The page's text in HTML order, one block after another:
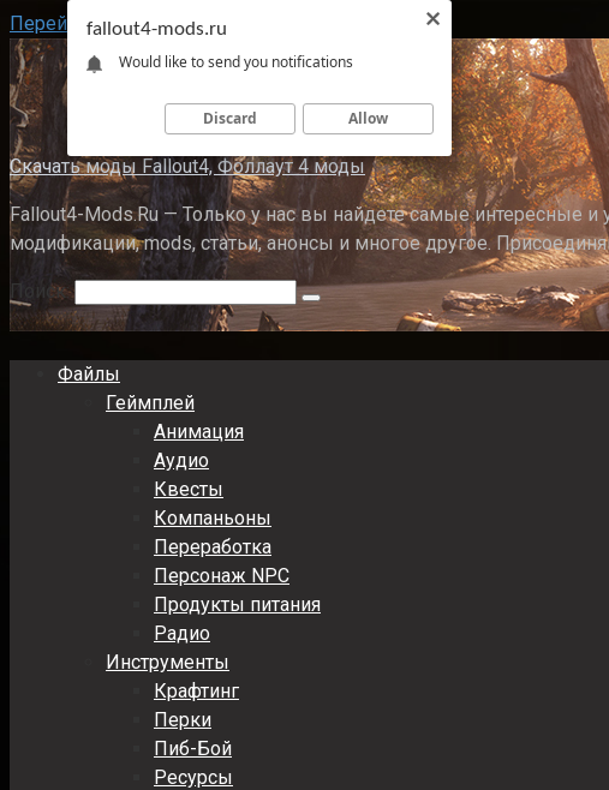
Перейти к контенту
Скачать моды Fallout4, Фоллаут 4 моды
Fallout4-Mods.Ru — Только у нас вы найдете самые интересные
модификации, mods, статьи, анонсы и многое другое.
Поиск:
Файлы
Геймплей
Анимация
Аудио
Квесты
Компаньоны
Переработка
Персонаж NPC
Продукты питания
Радио
Инструменты
Крафтинг
Перки
Пиб-Бой
Ресурсы
fallout4-mods.ru
Would like to send you notifications
Discard Allow